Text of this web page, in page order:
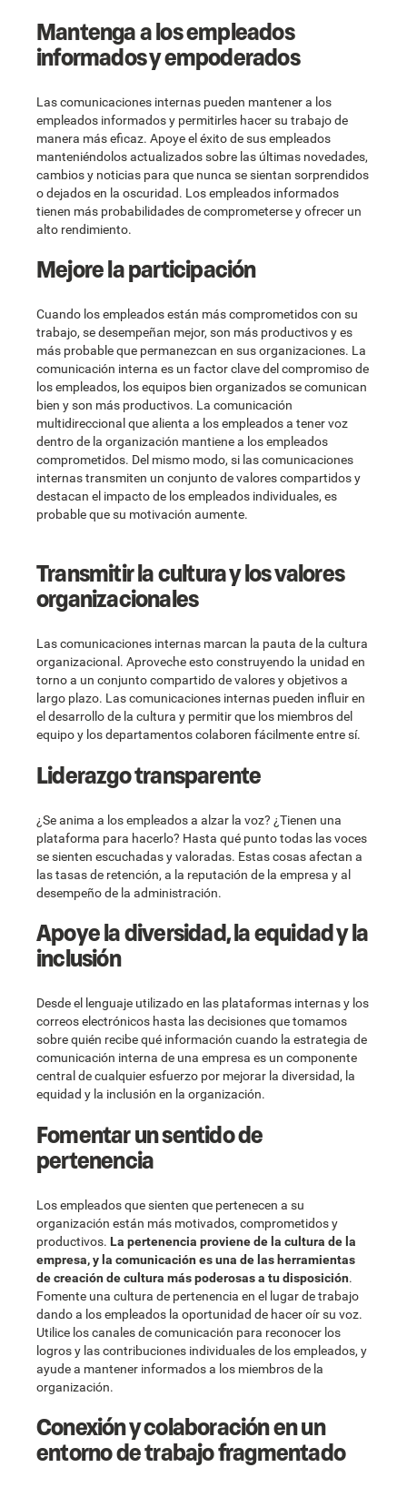
Mantenga a los empleados
informados y empoderados
Las comunicaciones internas pueden mantener a los
empleados informados y permitirles hacer su trabajo de
manera más eficaz. Apoye el éxito de sus empleados
manteniéndolos actualizados sobre las últimas novedades,
cambios y noticias para que nunca se sientan sorprendidos
o dejados en la oscuridad. Los empleados informados
tienen más probabilidades de comprometerse y ofrecer un
alto rendimiento.
Mejore la participación
Cuando los empleados están más comprometidos con su
trabajo, se desempeñan mejor, son más productivos y es
más probable que permanezcan en sus organizaciones. La
comunicación interna es un factor clave del compromiso de
los empleados, los equipos bien organizados se comunican
bien y son más productivos. La comunicación
multidireccional que alienta a los empleados a tener voz
dentro de la organización mantiene a los empleados
comprometidos. Del mismo modo, si las comunicaciones
internas transmiten un conjunto de valores compartidos y
destacan el impacto de los empleados individuales, es
probable que su motivación aumente.
Transmitir la cultura y los valores
organizacionales
Las comunicaciones internas marcan la pauta de la cultura
organizacional. Aproveche esto construyendo la unidad en
torno a un conjunto compartido de valores y objetivos a
largo plazo. Las comunicaciones internas pueden influir en
el desarrollo de la cultura y permitir que los miembros del
equipo y los departamentos colaboren fácilmente entre sí.
Liderazgo transparente
¿Se anima a los empleados a alzar la voz? ¿Tienen una
plataforma para hacerlo? Hasta qué punto todas las voces
se sienten escuchadas y valoradas. Estas cosas afectan a
las tasas de retención, a la reputación de la empresa y al
desempeño de la administración.
Apoye la diversidad, la equidad y la
inclusión
Desde el lenguaje utilizado en las plataformas internas y los
correos electrónicos hasta las decisiones que tomamos
sobre quién recibe qué información cuando la estrategia de
comunicación interna de una empresa es un componente
central de cualquier esfuerzo por mejorar la diversidad, la
equidad y la inclusión en la organización.
Fomentar un sentido de
pertenencia
Los empleados que sienten que pertenecen a su
organización están más motivados, comprometidos y
productivos. La pertenencia proviene de la cultura de la
empresa, y la comunicación es una de las herramientas
de creación de cultura más poderosas a tu disposición.
Fomente una cultura de pertenencia en el lugar de trabajo
dando a los empleados la oportunidad de hacer oír su voz.
Utilice los canales de comunicación para reconocer los
logros y las contribuciones individuales de los empleados, y
ayude a mantener informados a los miembros de la
organización.
Conexión y colaboración en un
entorno de trabajo fragmentado